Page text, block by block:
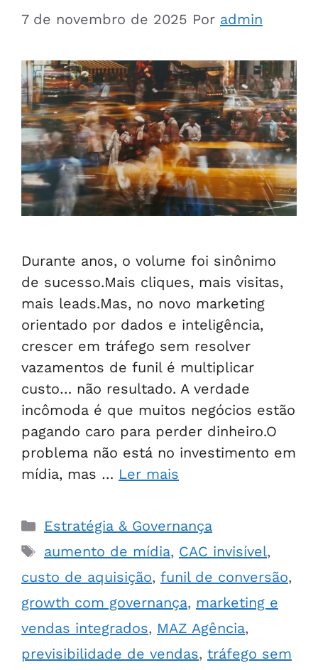
7 de novembro de 2025 Por admin
Durante anos, o volume foi sinônimo
de sucesso.Mais cliques, mais visitas,
mais leads.Mas, no novo marketing
orientado por dados e inteligência,
crescer em tráfego sem resolver
vazamentos de funil é multiplicar
custo… não resultado. A verdade
incômoda é que muitos negócios estão
pagando caro para perder dinheiro.O
problema não está no investimento em
mídia, mas … Ler mais
Estratégia & Governança
aumento de mídia, CAC invisível,
custo de aquisição, funil de conversão,
growth com governança, marketing e
vendas integrados, MAZ Agência,
previsibilidade de vendas, tráfego sem